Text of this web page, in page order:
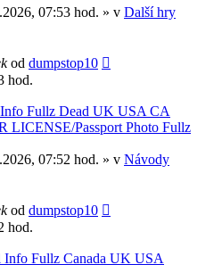
07:53 hod. » v Další hry
od dumpstop10
hod.
Fullz Dead UK USA CA
LICENSE/Passport Photo Fullz
07:52 hod. » v Návody
od dumpstop10
hod.
Fullz Canada UK USA